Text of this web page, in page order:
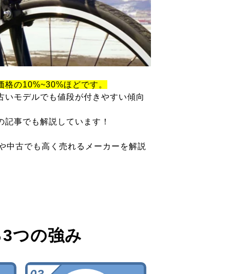
格の10%~30%ほどです。
モデルでも値段が付きやすい傾向
事でも解説しています！
中古でも高く売れるメーカーを解説
3つの強み